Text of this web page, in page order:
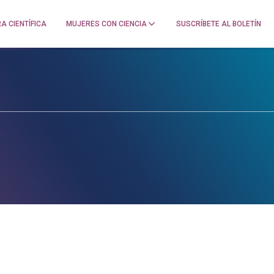
CIENTÍFICA MUJERES CON CIENCIA SUSCRÍBETE AL BOLETÍN